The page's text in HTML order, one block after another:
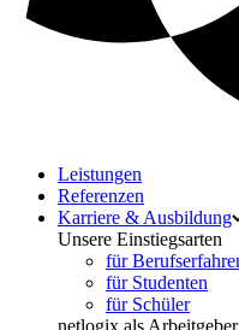
Leistungen
Referenzen
Karriere & Ausbildung
Unsere Einstiegsarten
für
für Studenten
für Schüler
netlogix als Arbeitgeber